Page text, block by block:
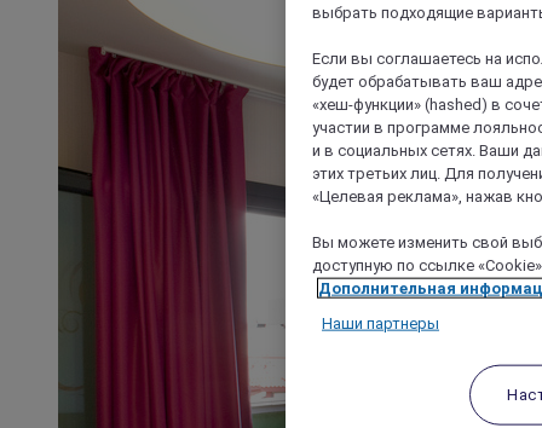
выбрать подходящие
Если вы соглашаетесь на
будет обрабатывать ваш
«хеш-функции» (hashed) в
участии в программе
и в социальных сетях. Ваши
этих третьих лиц. Для
«Целевая реклама», нажав
Вы можете изменить свой
доступную по ссылке
Дополнительная
Наши партнеры